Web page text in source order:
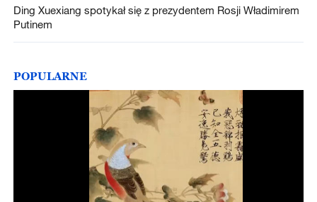
Ding Xuexiang spotykał się z prezydentem Rosji Władimirem
Putinem
POPULARNE